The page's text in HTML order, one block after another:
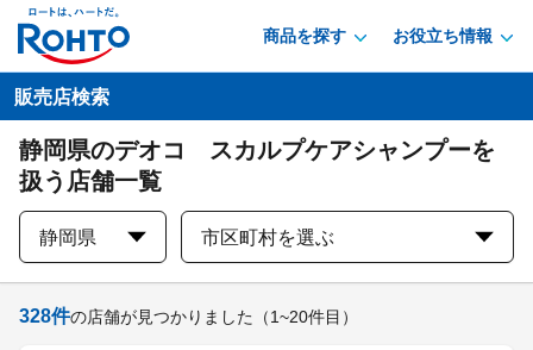
商品を探す お役立ち情報
販売店検索
静岡県のデオコ スカルプケアシャンプーを
扱う店舗一覧
静岡県 市区町村を選ぶ
328件の店舗が見つかりました （1~20件目）